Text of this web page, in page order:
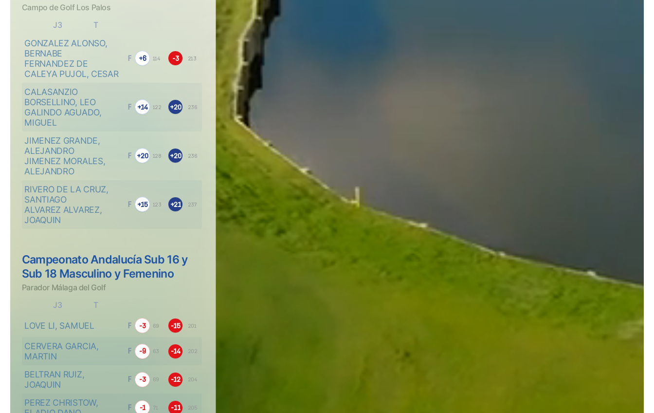
Campo de Golf Los Palos
J3
T
GONZALEZ ALONSO,
BERNABE
FERNANDEZ DE
CALEYA PUJOL, CESAR
F +6 114 -3 213
CALASANZIO
BORSELLINO, LEO
GALINDO AGUADO,
MIGUEL
F +14 122 +20 236
JIMENEZ GRANDE,
ALEJANDRO
JIMENEZ MORALES,
ALEJANDRO
F +20 128 +20 236
RIVERO DE LA CRUZ,
SANTIAGO
ALVAREZ ALVAREZ,
JOAQUIN
F +15 123 +21 237
Campeonato Andalucía Sub 16 y
Sub 18 Masculino y Femenino
Parador Málaga del Golf
J3
T
LOVE LI, SAMUEL F -3 69 -15 201
CERVERA GARCIA,
MARTIN
F -9 63 -14 202
BELTRAN RUIZ,
JOAQUIN
F -3 69 -12 204
PEREZ CHRISTOW,
F -1 71 -11 205